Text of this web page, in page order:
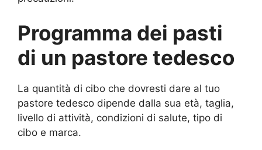
Programma dei pasti
di un pastore tedesco
La quantità di cibo che dovresti dare al tuo
pastore tedesco dipende dalla sua età, taglia,
livello di attività, condizioni di salute, tipo di
cibo e marca.